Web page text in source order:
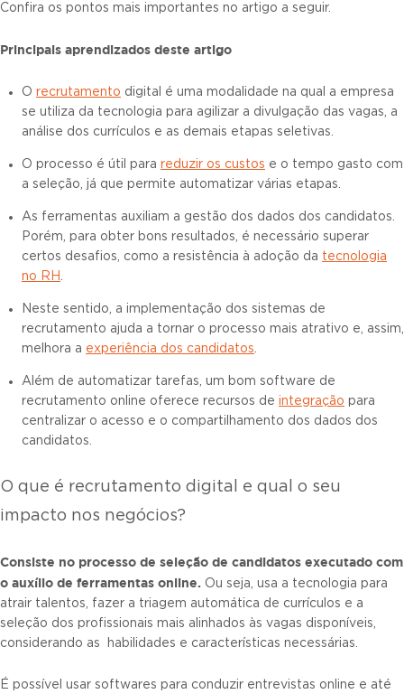
Confira os pontos mais importantes no artigo a seguir.
Principais aprendizados deste artigo
O recrutamento digital é uma modalidade na qual a empresa
se utiliza da tecnologia para agilizar a divulgação das vagas, a
análise dos currículos e as demais etapas seletivas.
O processo é útil para reduzir os custos e o tempo gasto com
a seleção, já que permite automatizar várias etapas.
As ferramentas auxiliam a gestão dos dados dos candidatos.
Porém, para obter bons resultados, é necessário superar
certos desafios, como a resistência à adoção da tecnologia
no RH
Neste sentido, a implementação dos sistemas de
recrutamento ajuda a tornar o processo mais atrativo e, assim,
melhora a experiência dos candidatos
Além de automatizar tarefas, um bom software de
recrutamento online oferece recursos de integração para
centralizar o acesso e o compartilhamento dos dados dos
candidatos.
O que é recrutamento digital e qual o seu
impacto nos negócios?
Consiste no processo de seleção de candidatos executado com
o auxílio de ferramentas online. Ou seja, usa a tecnologia para
atrair talentos, fazer a triagem automática de currículos e a
seleção dos profissionais mais alinhados às vagas disponíveis,
considerando as habilidades e características necessárias.
É possível usar softwares para conduzir entrevistas online e até